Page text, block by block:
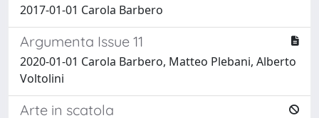
2017-01-01 Carola Barbero
Argumenta Issue 11
2020-01-01 Carola Barbero, Matteo Plebani, Alberto
Voltolini
Arte in scatola